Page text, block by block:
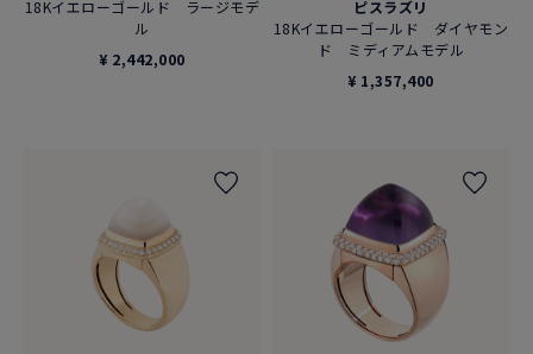
18Kイエローゴールド ラージモデ
ル
¥ 2,442,000
ピスラズリ
18Kイエローゴールド ダイヤモン
ド ミディアムモデル
¥ 1,357,400